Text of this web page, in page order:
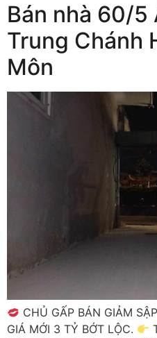
Bán nhà 60/5
Trung Chánh
Môn
CHỦ GẤP BÁN GIẢM
GIÁ MỚI 3 TỶ BỚT LỘC.